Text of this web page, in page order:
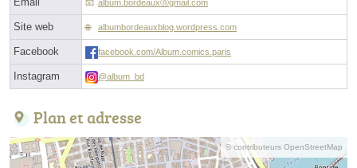
album.bordeauxⓐgmail.com
Site web albumbordeauxblog.wordpress.com
Facebook facebook.com/Album.comics.paris
Instagram @album_bd
Plan et adresse
© contributeurs OpenStreetMap